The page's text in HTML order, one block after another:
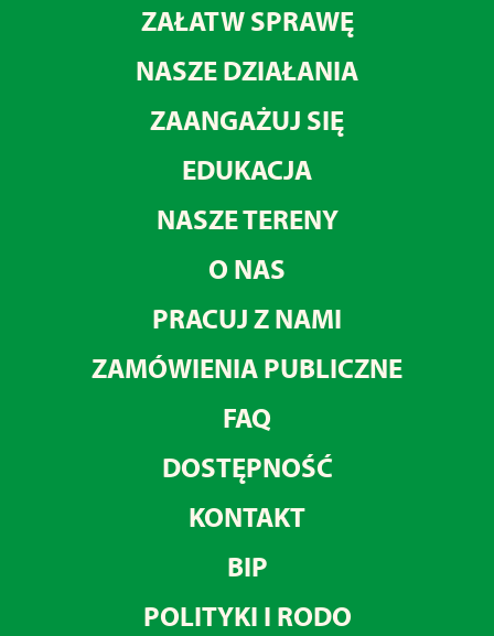
ZAŁATW SPRAWĘ
NASZE DZIAŁANIA
ZAANGAŻUJ SIĘ
EDUKACJA
NASZE TERENY
O NAS
PRACUJ Z NAMI
ZAMÓWIENIA PUBLICZNE
FAQ
DOSTĘPNOŚĆ
KONTAKT
BIP
POLITYKI I RODO